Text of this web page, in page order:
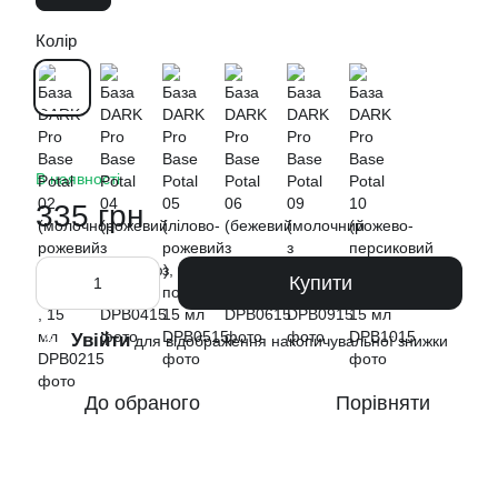
Колір
В наявності
335 грн
Купити
% Увійтидля відображення накопичувальної знижки
До обраного Порівняти